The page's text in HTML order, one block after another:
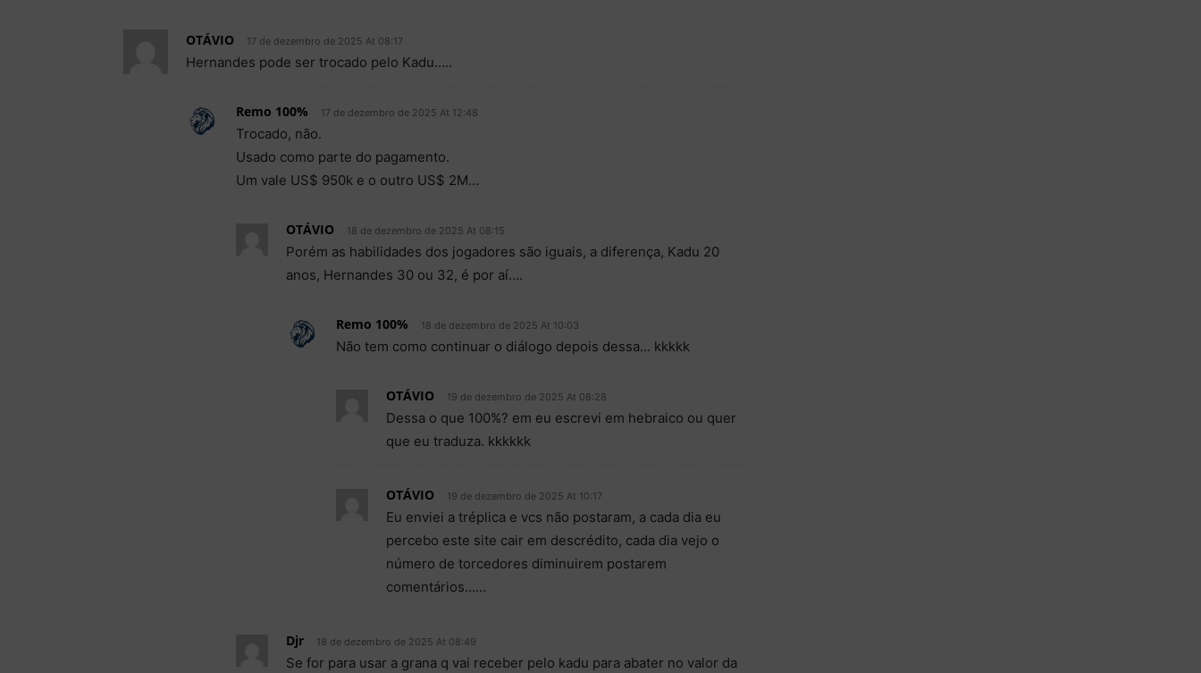
OTÁVIO 17 de dezembro de 2025 At 08:17
Hernandes pode ser trocado pelo Kadu…..
Remo 100% 17 de dezembro de 2025 At 12:48
Trocado, não.
Usado como parte do pagamento.
Um vale US$ 950k e o outro US$ 2M…
OTÁVIO 18 de dezembro de 2025 At 08:15
Porém as habilidades dos jogadores são iguais, a diferença, Kadu 20
anos, Hernandes 30 ou 32, é por aí….
Remo 100% 18 de dezembro de 2025 At 10:03
Não tem como continuar o diálogo depois dessa… kkkkk
OTÁVIO 19 de dezembro de 2025 At 08:28
Dessa o que 100%? em eu escrevi em hebraico ou quer
que eu traduza. kkkkkk
OTÁVIO 19 de dezembro de 2025 At 10:17
Eu enviei a tréplica e vcs não postaram, a cada dia eu
percebo este site cair em descrédito, cada dia vejo o
número de torcedores diminuirem postarem
comentários……
Djr 18 de dezembro de 2025 At 08:49
Se for para usar a grana q vai receber pelo kadu para abater no valor da